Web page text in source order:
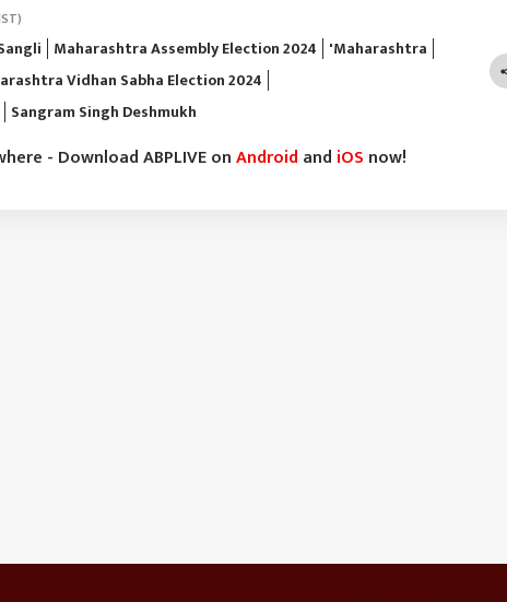
Maharashtra Assembly Election 2024 'Maharashtra
Vidhan Sabha Election 2024
Sangram Singh Deshmukh
- Download ABPLIVE onAndroid and iOS now!